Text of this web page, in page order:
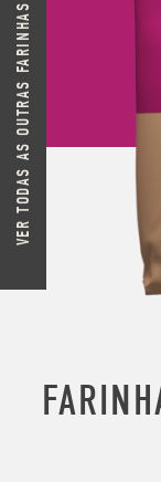
VER TODAS AS OUTRAS FARINHAS